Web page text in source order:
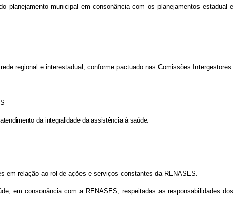
municipal em consonância com os planejamentos estadual e
regional e interestadual, conforme pactuado nas Comissões Intergestores.
da integralidade da assistência à saúde.
em relação ao rol de ações e serviços constantes da RENASES.
em consonância com a RENASES, respeitadas as responsabilidades dos